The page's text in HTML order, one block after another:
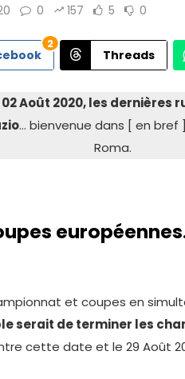
0 157 5 0
2
Threads
Août 2020, les
… bienvenue dans [ en bref
Roma.
et coupes en
serait de terminer les
cette date et le 29 Août